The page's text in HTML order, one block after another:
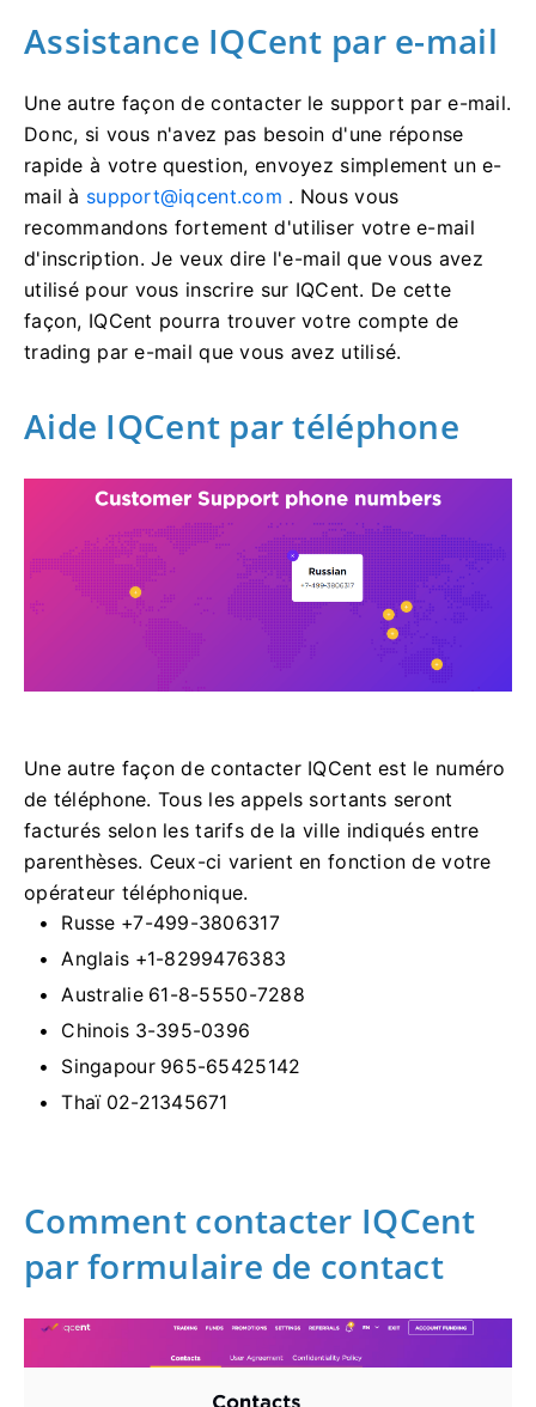
Assistance IQCent par e-mail
Une autre façon de contacter le support par e-mail.
Donc, si vous n'avez pas besoin d'une réponse
rapide à votre question, envoyez simplement un e-
mail à support@iqcent.com . Nous vous
recommandons fortement d'utiliser votre e-mail
d'inscription.Je veux dire l'e-mail que vous avez
utilisé pour vous inscrire sur IQCent. De cette
façon, IQCent pourra trouver votre compte de
trading par e-mail que vous avez utilisé.
Aide IQCent par téléphone
Une autre façon de contacter IQCent est le numéro
de téléphone. Tous les appels sortants seront
facturés selon les tarifs de la ville indiqués entre
parenthèses. Ceux-ci varient en fonction de votre
opérateur téléphonique.
Russe +7-499-3806317
Anglais +1-8299476383
Australie 61-8-5550-7288
Chinois 3-395-0396
Singapour 965-65425142
Thaï 02-21345671
Comment contacter IQCent
par formulaire de contact